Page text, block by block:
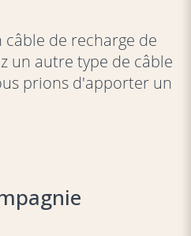
de recharge de
un autre type de câble
prions d'apporter un